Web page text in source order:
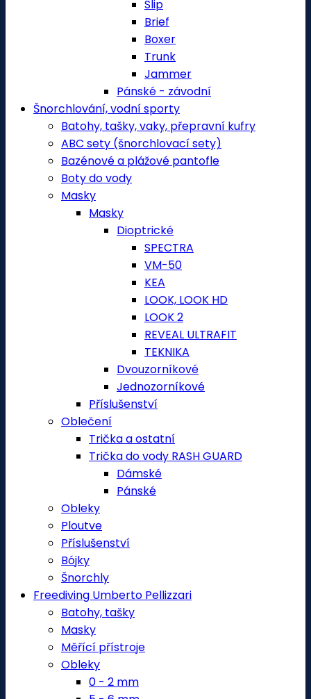
Slip
Brief
Boxer
Trunk
Jammer
Pánské - závodní
Šnorchlování, vodní sporty
Batohy, tašky, vaky, přepravní kufry
ABC sety (šnorchlovací sety)
Bazénové a plážové pantofle
Boty do vody
Masky
Masky
Dioptrické
SPECTRA
VM-50
KEA
LOOK, LOOK HD
LOOK 2
REVEAL ULTRAFIT
TEKNIKA
Dvouzorníkové
Jednozorníkové
Příslušenství
Oblečení
Trička a ostatní
Trička do vody RASH GUARD
Dámské
Pánské
Obleky
Ploutve
Příslušenství
Bójky
Šnorchly
Freediving Umberto Pellizzari
Batohy, tašky
Masky
Měřící přístroje
Obleky
0 - 2 mm